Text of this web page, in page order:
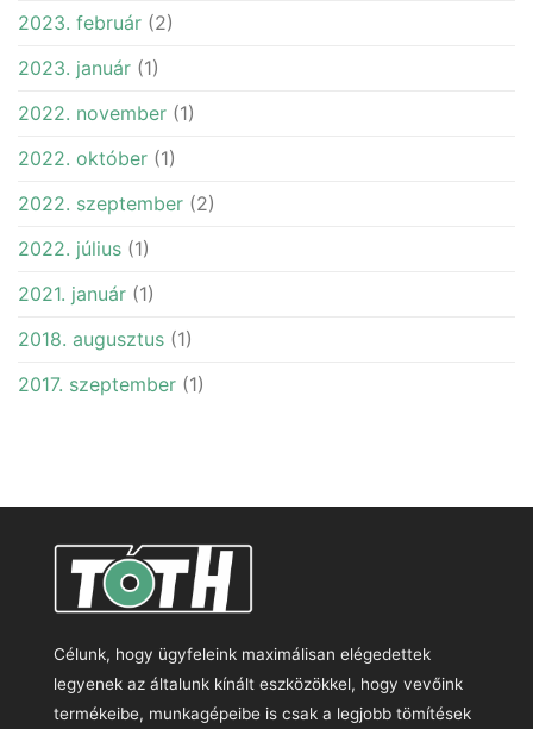
2023. február (2)
2023. január (1)
2022. november (1)
2022. október (1)
2022. szeptember (2)
2022. július (1)
2021. január (1)
2018. augusztus (1)
2017. szeptember (1)
Célunk, hogy ügyfeleink maximálisan elégedettek
legyenek az általunk kínált eszközökkel, hogy vevőink
termékeibe, munkagépeibe is csak a legjobb tömítések